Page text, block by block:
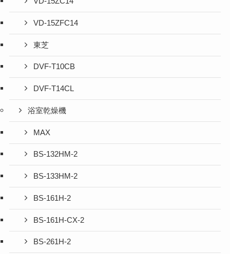
VD-15ZFC14
東芝
DVF-T10CB
DVF-T14CL
浴室乾燥機
MAX
BS-132HM-2
BS-133HM-2
BS-161H-2
BS-161H-CX-2
BS-261H-2